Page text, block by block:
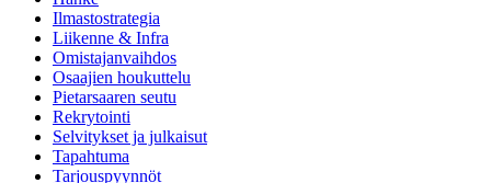
Ilmastostrategia
Liikenne & Infra
Omistajanvaihdos
Osaajien houkuttelu
Pietarsaaren seutu
Rekrytointi
Selvitykset ja julkaisut
Tapahtuma
Tarjouspyynnöt